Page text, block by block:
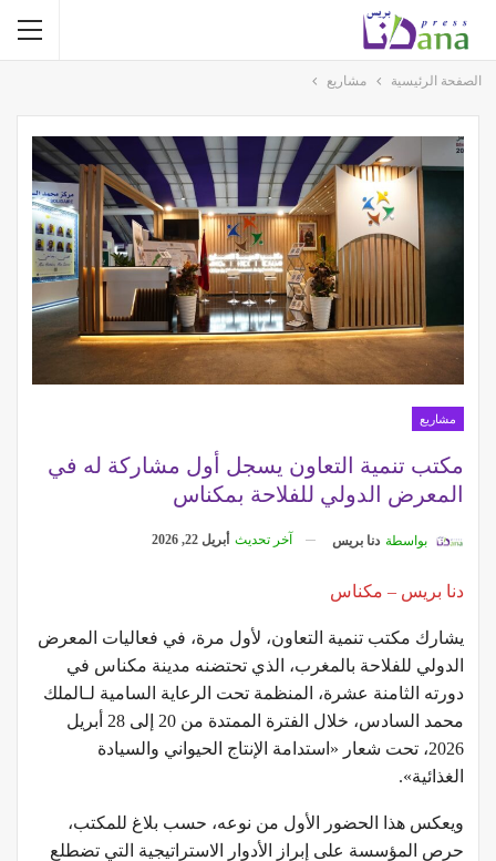
الصفحة الرئيسية مشاريع
مشاريع
مكتب تنمية التعاون يسجل أول مشاركة له في
المعرض الدولي للفلاحة بمكناس
بواسطة دنا بريس آخر تحديث أبريل 22, 2026
دنا بريس – مكناس
يشارك مكتب تنمية التعاون، لأول مرة، في فعاليات المعرض
الدولي للفلاحة بالمغرب، الذي تحتضنه مدينة مكناس في
دورته الثامنة عشرة، المنظمة تحت الرعاية السامية لـالملك
محمد السادس، خلال الفترة الممتدة من 20 إلى 28 أبريل
2026، تحت شعار «استدامة الإنتاج الحيواني والسيادة
الغذائية».
ويعكس هذا الحضور الأول من نوعه، حسب بلاغ للمكتب،
حرص المؤسسة على إبراز الأدوار الاستراتيجية التي تضطلع